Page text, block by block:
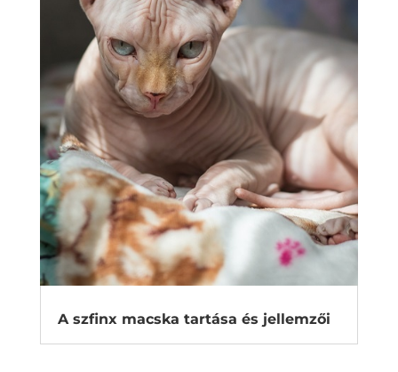
A szfinx macska tartása és jellemzői